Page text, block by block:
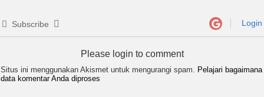
Subscribe Login
Please login to comment
Situs ini menggunakan Akismet untuk mengurangi spam. Pelajari bagaimana
data komentar Anda diproses